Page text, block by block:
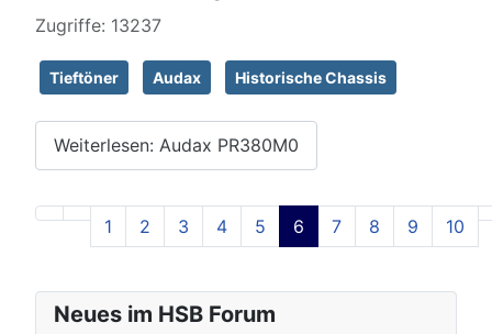
Neues im HSB Forum
Zugriffe: 13237
Tieftöner Audax Historische Chassis
Weiterlesen: Audax PR380M0
Seite 6 von 129
1 2 3 4 5 6 7 8 9 10